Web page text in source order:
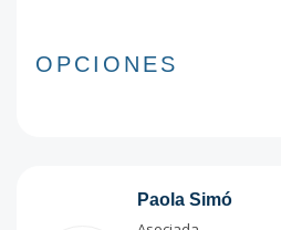
OPCIONES
Paola Simó